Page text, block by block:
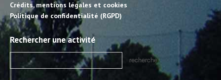
Crédits, mentions légales et cookies
Politique de confidentialité (RGPD)
Rechercher une activité